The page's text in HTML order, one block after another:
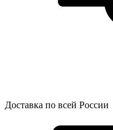
Доставка по всей России